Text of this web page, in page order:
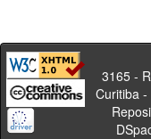
Av.
3165 -